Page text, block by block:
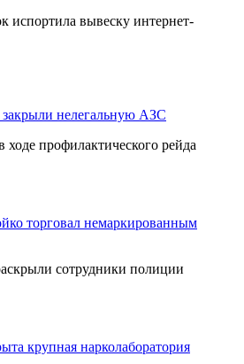
испортила вывеску интернет-
нелегальную АЗС
профилактического рейда
торговал немаркированным
сотрудники полиции
крупная нарколаборатория